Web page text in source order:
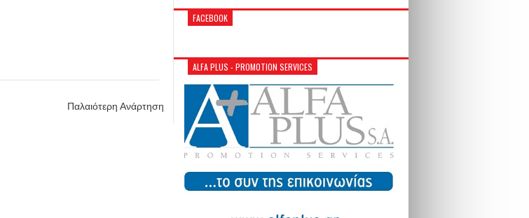
Παλαιότερη Ανάρτηση
FACEBOOK
ALFA PLUS - PROMOTION SERVICES